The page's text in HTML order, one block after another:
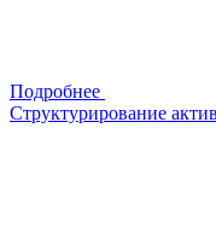
Подробнее
Структурирование